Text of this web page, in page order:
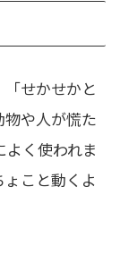
せかせかと
や人が慌た
く使われま
こと動くよ